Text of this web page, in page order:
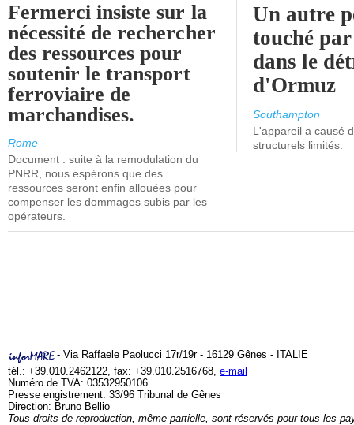
Fermerci insiste sur la
nécessité de rechercher
des ressources pour
soutenir le transport
ferroviaire de
marchandises.
Rome
Document : suite à la remodulation du
PNRR, nous espérons que des
ressources seront enfin allouées pour
compenser les dommages subis par les
opérateurs.
Un autre
touché
dans le
d'Ormuz
Southampton
L'appareil a causé
structurels limités.
- Via Raffaele Paolucci 17r/19r - 16129 Gênes - ITALIE
tél.: +39.010.2462122, fax: +39.010.2516768, e-mail
Numéro de TVA: 03532950106
Presse engistrement: 33/96 Tribunal de Gênes
Direction: Bruno Bellio
Tous droits de reproduction, même partielle, sont réservés pour tous les